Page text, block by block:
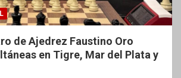
de Ajedrez Faustino Oro
en Tigre, Mar del Plata y